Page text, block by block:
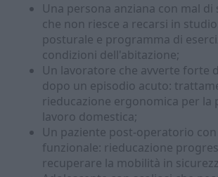
Una persona anziana con mal di
che non riesce a recarsi in
posturale e programma di
condizioni dell'abitazione;
Un lavoratore che avverte forte
dopo un episodio acuto:
rieducazione ergonomica per la
lavoro domestica;
Un paziente post-operatorio
funzionale: rieducazione
recuperare la mobilità in